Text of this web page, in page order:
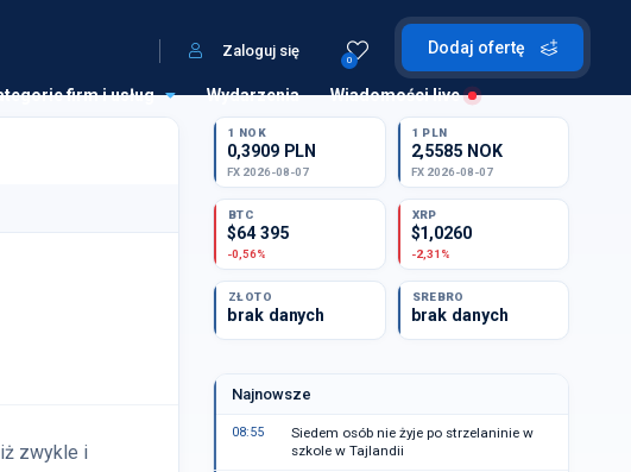
Dodaj ofertę
0
Zaloguj się
firm i usług Wydarzenia Wiadomości live
zwykle i
1 NOK
0,3909 PLN
FX 2026-08-07
1 PLN
2,5585 NOK
FX 2026-08-07
BTC
$64 395
-0,56%
XRP
$1,0260
-2,31%
ZŁOTO
brak danych
SREBRO
brak danych
Najnowsze
08:55
Siedem osób nie żyje po strzelaninie w
szkole w Tajlandii